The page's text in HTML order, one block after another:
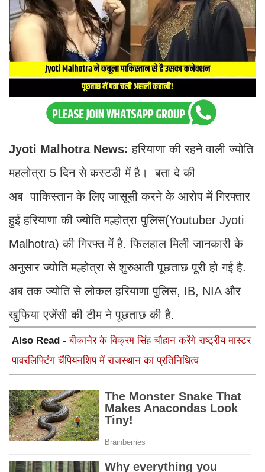
Jyoti Malhotra News:हरियाणा की रहने वाली ज्योति
महलोत्रा 5 दिन से कस्टडी में है। बता दे की
अब पाकिस्तान के लिए जासूसी करने के आरोप में गिरफ्तार
हुई हरियाणा की ज्योति मल्होत्रा पुलिस(Youtuber Jyoti
Malhotra) की गिरफ्त में है. फिलहाल मिली जानकारी के
अनुसार ज्योति मल्होत्रा से शुरुआती पूछताछ पूरी हो गई है.
अब तक ज्योति से लोकल हरियाणा पुलिस, IB, NIA और
खुफिया एजेंसी की टीम ने पूछताछ की है.
Also Read -बीकानेर के विक्रम सिंह चौहान करेंगे राष्ट्रीय मास्टर
पावरलिफ्टिंग चैंपियनशिप में राजस्थान का प्रतिनिधित्व